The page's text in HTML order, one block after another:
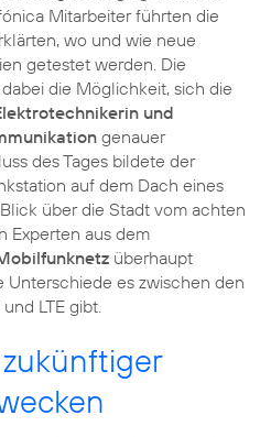
Mitarbeiter führten die
wo und wie neue
getestet werden. Die
die Möglichkeit, sich die
und
genauer
des Tages bildete der
auf dem Dach eines
über die Stadt vom achten
Experten aus dem
überhaupt
es zwischen den
LTE gibt.